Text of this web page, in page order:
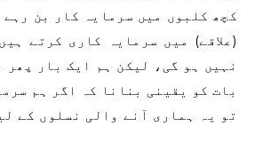
کچھ کلبوں میں سرمایہ کار بن
(علاقے) میں سرمایہ کاری کرتے
نہیں ہو گی، لیکن ہم ایک بار پھر
بات کو یقینی بنانا کہ اگر ہم
تو یہ ہماری آنے والی نسلوں کے